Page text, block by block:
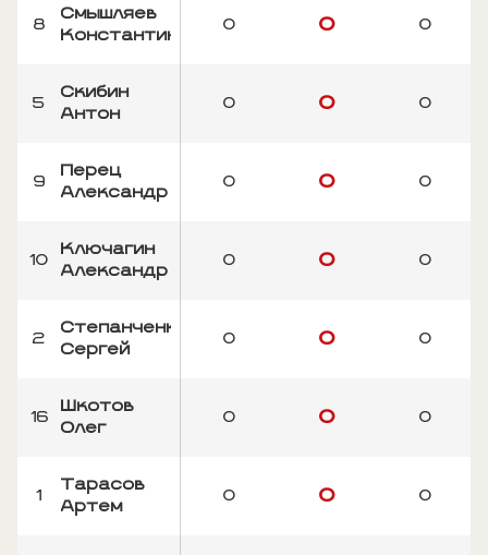
8
Смышляев
Константин
0 0 0
5
Скибин
Антон
0 0 0
9
Перец
Александр
0 0 0
10
Ключагин
Александр
0 0 0
2
Степанченко
Сергей
0 0 0
16
Шкотов
Олег
0 0 0
1
Тарасов
Артем
0 0 0